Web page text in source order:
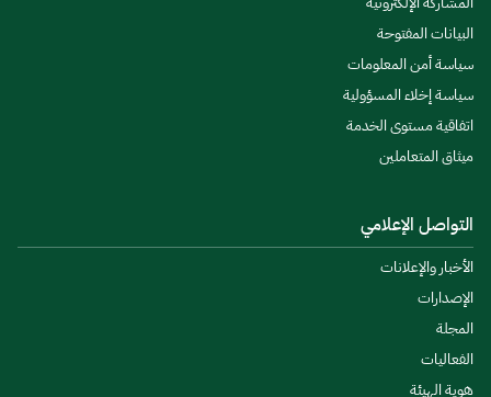
البيانات المفتوحة
سياسة أمن المعلومات
سياسة إخلاء المسؤولية
اتفاقية مستوى الخدمة
ميثاق المتعاملين
التواصل الإعلامي
الأخبار والإعلانات
الإصدارات
المجلة
الفعاليات
هوية الهيئة